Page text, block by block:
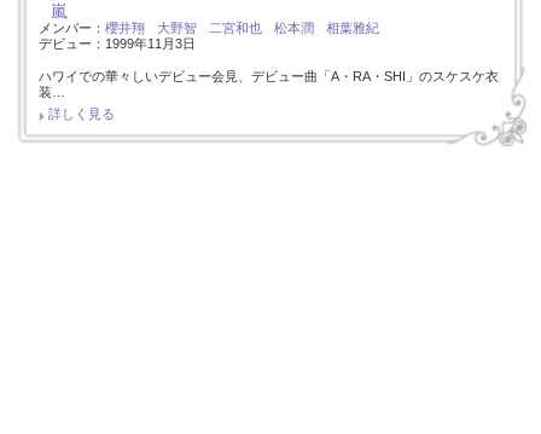
嵐
メンバー： 櫻井翔 大野智 二宮和也 松本潤
相葉雅紀
デビュー：1999年11月3日
ハワイでの華々しいデビュー会見、デビュー曲「A・RA・SHI」のスケスケ衣
装…
詳しく見る